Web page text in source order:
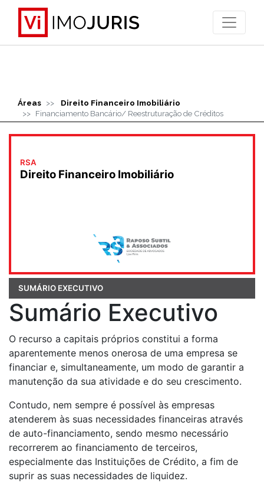
>
Áreas
Direito Financeiro Imobiliário
Financiamento Bancário/ Reestruturação de Créditos
RSA
Direito Financeiro Imobiliário
SUMÁRIO EXECUTIVO
Sumário Executivo
O recurso a capitais próprios constitui a forma
aparentemente menos one­rosa de uma empresa se
financiar e, simultaneamente, um modo de garantir a
manutenção da sua atividade e do seu crescimento.
Contudo, nem sempre é possível às empresas
atenderem às suas necessidades financeiras através
de auto-financiamento, sendo mesmo necessário
recorrerem ao financiamento de terceiros,
especialmente das Instituições de Crédito, a fim de
suprir as suas necessi­dades de liquidez.